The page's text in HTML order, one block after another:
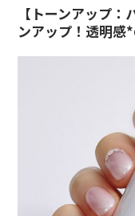
【トーンアップ
ンアップ！透明感